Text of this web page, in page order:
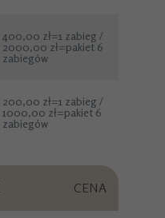
400,00 zł=1 zabieg /
2000,00 zł=pakiet 6
zabiegów
200,00 zł=1 zabieg /
1000,00 zł=pakiet 6
zabiegów
CENA